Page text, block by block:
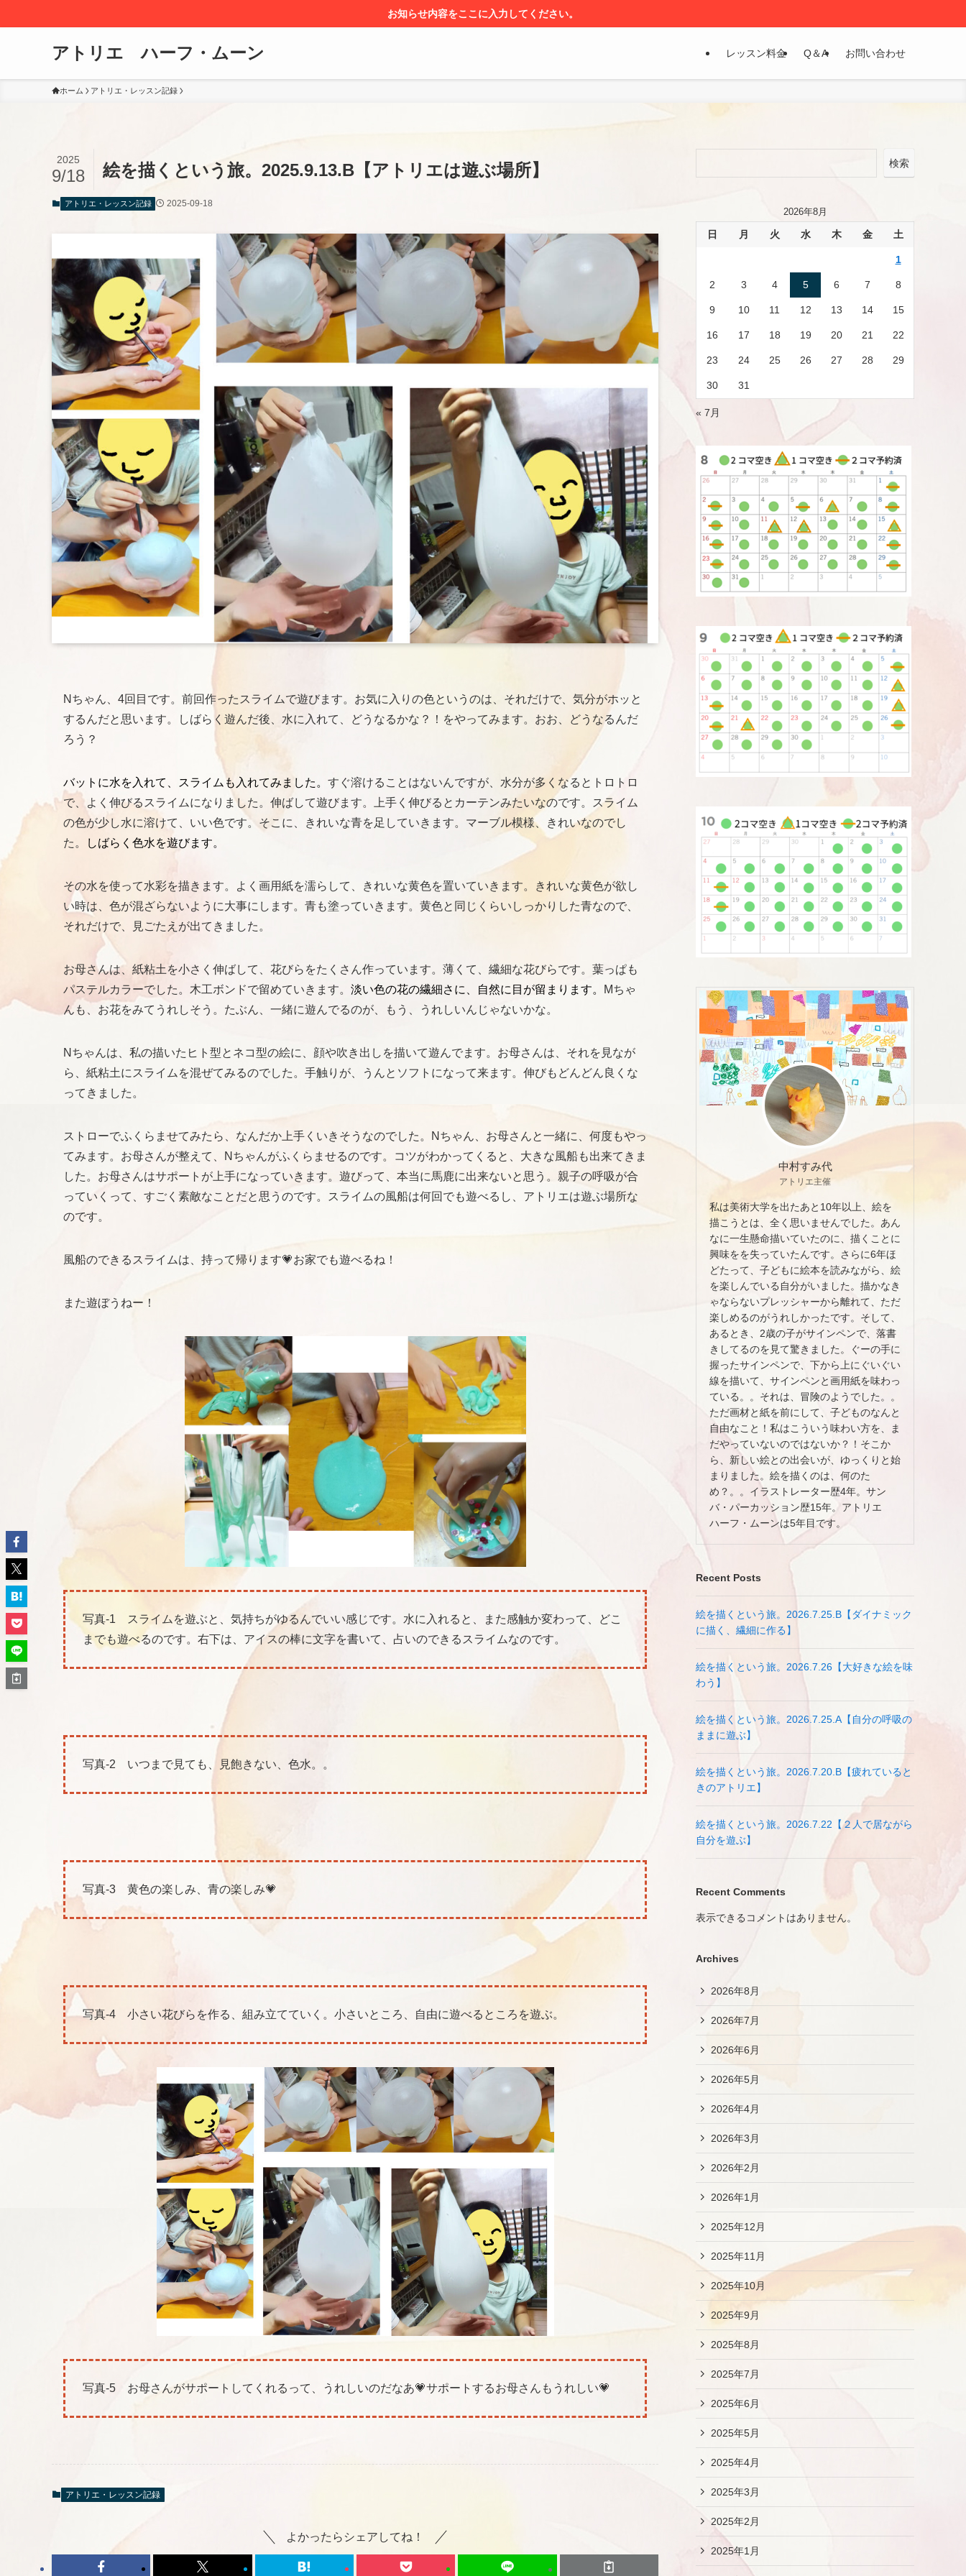
お知らせ内容をここに入力してください。
アトリエ ハーフ・ムーン レッスン料金 Q＆A お問い合わせ
ホーム アトリエ・レッスン記録
絵を描くという旅。2025.9.13.B【アトリエは遊ぶ場所】
2025
9/18
アトリエ・レッスン記録 2025-09-18
Nちゃん、4回目です。前回作ったスライムで遊びます。お気に入りの色というのは、それだけで、気分がホッと
するんだと思います。しばらく遊んだ後、水に入れて、どうなるかな？！をやってみます。おお、どうなるんだ
ろう？
バットに水を入れて、スライムも入れてみました。 すぐ溶けることはないんですが、水分が多くなるとトロトロ
で、よく伸びるスライムになりました。伸ばして遊びます。上手く伸びるとカーテンみたいなのです。スライム
の色が少し水に溶けて、いい色です。そこに、きれいな青を足していきます。マーブル模様、きれいなのでし
た。
しばらく色水を遊びます。
その水を使って水彩を描きます。よく画用紙を濡らして、きれいな黄色を置いていきます。きれいな黄色が欲し
い時は、色が混ざらないように大事にします。青も塗っていきます。黄色と同じくらいしっかりした青なので、
それだけで、見ごたえが出てきました。
お母さんは、紙粘土を小さく伸ばして、花びらをたくさん作っています。薄くて、繊細な花びらです。葉っぱも
パステルカラーでした。木工ボンドで留めていきます。 淡い色の花の繊細さに、自然に目が留まります。
Mちゃ
んも、お花をみてうれしそう。たぶん、一緒に遊んでるのが、もう、うれしいんじゃないかな。
Nちゃんは、私の描いたヒト型とネコ型の絵に、顔や吹き出しを描いて遊んでます。お母さんは、それを見なが
ら、紙粘土にスライムを混ぜてみるのでした。手触りが、うんとソフトになって来ます。伸びもどんどん良くな
ってきました。
ストローでふくらませてみたら、なんだか上手くいきそうなのでした。Nちゃん、お母さんと一緒に、何度もやっ
てみます。お母さんが整えて、Nちゃんがふくらませるのです。コツがわかってくると、大きな風船も出来てきま
した。お母さんはサポートが上手になっていきます。遊びって、本当に馬鹿に出来ないと思う。親子の呼吸が合
っていくって、すごく素敵なことだと思うのです。スライムの風船は何回でも遊べるし、アトリエは遊ぶ場所な
のです。
風船のできるスライムは、持って帰ります💗お家でも遊べるね！
また遊ぼうねー！
写真-1 スライムを遊ぶと、気持ちがゆるんでいい感じです。水に入れると、また感触か変わって、どこ
までも遊べるのです。右下は、アイスの棒に文字を書いて、占いのできるスライムなのです。
写真-2 いつまで見ても、見飽きない、色水。。
写真-3 黄色の楽しみ、青の楽しみ💗
写真-4 小さい花びらを作る、組み立てていく。小さいところ、自由に遊べるところを遊ぶ。
写真-5 お母さんがサポートしてくれるって、うれしいのだなあ💗サポートするお母さんもうれしい💗
アトリエ・レッスン記録
よかったらシェアしてね！
検索
2026年8月
日 月 火 水 木 金 土
1
2 3 4 5 6 7 8
9 10 11 12 13 14 15
16 17 18 19 20 21 22
23 24 25 26 27 28 29
30 31
« 7月
中村すみ代
アトリエ主催
私は美術大学を出たあと10年以上、絵を
描こうとは、全く思いませんでした。あん
なに一生懸命描いていたのに、描くことに
興味をを失っていたんです。さらに6年ほ
どたって、子どもに絵本を読みながら、絵
を楽しんでいる自分がいました。描かなき
ゃならないプレッシャーから離れて、ただ
楽しめるのがうれしかったです。そして、
あるとき、2歳の子がサインペンで、落書
きしてるのを見て驚きました。ぐーの手に
握ったサインペンで、下から上にぐいぐい
線を描いて、サインペンと画用紙を味わっ
ている。。それは、冒険のようでした。。
ただ画材と紙を前にして、子どものなんと
自由なこと！私はこういう味わい方を、ま
だやっていないのではないか？！そこか
ら、新しい絵との出会いが、ゆっくりと始
まりました。絵を描くのは、何のた
め？。。イラストレーター歴4年。サン
バ・パーカッション歴15年。アトリエ
ハーフ・ムーンは5年目です。
Recent Posts
絵を描くという旅。2026.7.25.B【ダイナミック
に描く、繊細に作る】
絵を描くという旅。2026.7.26【大好きな絵を味
わう】
絵を描くという旅。2026.7.25.A【自分の呼吸の
ままに遊ぶ】
絵を描くという旅。2026.7.20.B【疲れていると
きのアトリエ】
絵を描くという旅。2026.7.22【２人で居ながら
自分を遊ぶ】
Recent Comments
表示できるコメントはありません。
Archives
2026年8月
2026年7月
2026年6月
2026年5月
2026年4月
2026年3月
2026年2月
2026年1月
2025年12月
2025年11月
2025年10月
2025年9月
2025年8月
2025年7月
2025年6月
2025年5月
2025年4月
2025年3月
2025年2月
2025年1月